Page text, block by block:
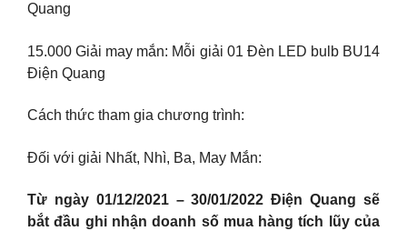
Quang
15.000 Giải may mắn: Mỗi giải 01 Đèn LED bulb BU14
Điện Quang
Cách thức tham gia chương trình:
Đối với giải Nhất, Nhì, Ba, May Mắn:
Từ ngày 01/12/2021 – 30/01/2022 Điện Quang sẽ
bắt đầu ghi nhận doanh số mua hàng tích lũy của